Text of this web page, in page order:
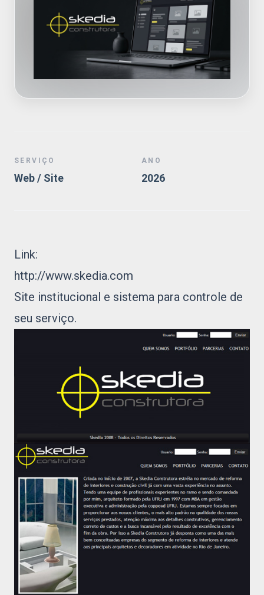
SERVIÇO
Web / Site
ANO
2026
Link:
http://www.skedia.com
Site institucional e sistema para controle de
seu serviço.